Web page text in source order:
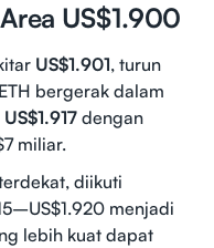
US$1.900
US$1.901, turun
bergerak dalam
dengan
miliar.
diikuti
menjadi
lebih kuat dapat